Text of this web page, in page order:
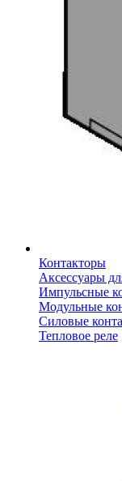
Контакторы
Аксессуары
Импульсные
Модульные
Силовые
Тепловое реле